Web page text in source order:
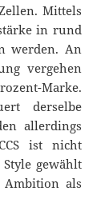
Mittels
in rund
werden. An
vergehen
Marke.
derselbe
allerdings
ist nicht
gewählt
Ambition als